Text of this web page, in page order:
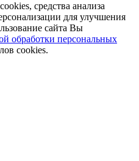
средства анализа
для улучшения
сайта Вы
обработки персональных
cookies.